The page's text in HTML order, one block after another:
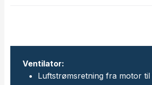
Ventilator:
Luftstrømsretning fra motor til